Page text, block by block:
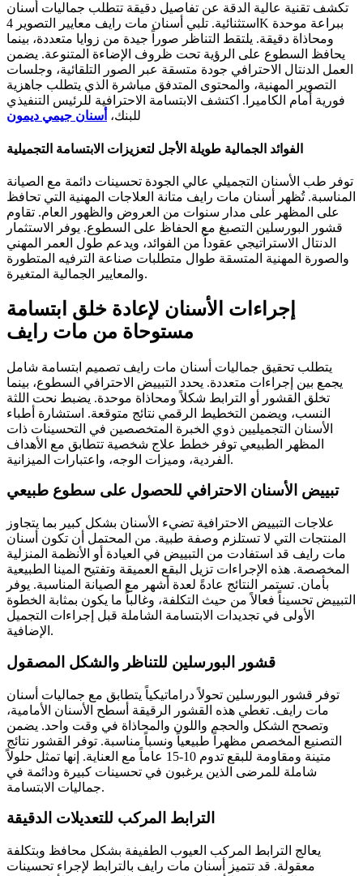
تكشف تقنية عالية الدقة عن تفاصيل دقيقة تتطلب جماليات أسنان
استثنائية. تلبي أسنان مات رايف معايير التصوير 4K ببراعة موحدة
ومحاذاة دقيقة. يلتقط التناظر صوراً جيدة من زوايا متعددة، بينما
يحافظ السطوع على الرؤية تحت ظروف الإضاءة المتنوعة. يضمن
العمل الدنتال الاحترافي جودة متسقة عبر الصور التلقائية، وجلسات
التصوير المهنية، والمحتوى المتدفق مباشرة الذي يتطلب جاهزية
فورية أمام الكاميرا. اكتشف الابتسامة الاحترافية للرئيس التنفيذي
للبنك، أسنان جيمي ديمون
الفوائد الجمالية طويلة الأجل لتعزيزات الابتسامة التجميلية
توفر طب الأسنان التجميلي عالي الجودة تحسينات دائمة مع الصيانة
المناسبة. تُظهر أسنان مات رايف متانة العلاجات المهنية التي تحافظ
على المظهر على مدار سنوات من العروض والظهور العام. تقاوم
قشور البورسلين التصبغ مع الحفاظ على السطوع. يوفر الاستثمار
الدنتال الاستراتيجي عقوداً من الفوائد، ويدعم طول العمر المهني
والصورة المهنية المتسقة طوال متطلبات صناعة الترفيه المتطورة
والمعايير الجمالية المتغيرة.
إجراءات الأسنان لإعادة خلق ابتسامة
مستوحاة من مات رايف
يتطلب تحقيق جماليات أسنان مات رايف تصميم ابتسامة شامل
يجمع بين إجراءات متعددة. يحدد التبييض الاحترافي السطوع، بينما
تخلق القشور أو الترابط شكلاً ومحاذاة موحدة. يضبط نحت اللثة
النسب، ويضمن التخطيط الرقمي نتائج متوقعة. استشارة أطباء
الأسنان التجميليين ذوي الخبرة المتخصصين في التحسينات ذات
المظهر الطبيعي توفر خطط علاج شخصية تتطابق مع الأهداف
الفردية، وميزات الوجه، واعتبارات الميزانية.
تبييض الأسنان الاحترافي للحصول على سطوع طبيعي
علاجات التبييض الاحترافية تضيء الأسنان بشكل كبير بما يتجاوز
المنتجات التي لا تستلزم وصفة طبية. من المحتمل أن تكون أسنان
مات رايف قد استفادت من التبييض في العيادة أو الأنظمة المنزلية
المخصصة. هذه الإجراءات تزيل البقع العميقة وتفتيح المينا الطبيعية
بأمان. تستمر النتائج عادةً لعدة أشهر مع الصيانة المناسبة. يوفر
التبييض تحسيناً فعالاً من حيث التكلفة، وغالباً ما يكون بمثابة الخطوة
الأولى في تجديدات الابتسامة الشاملة قبل إجراءات التجميل
الإضافية.
قشور البورسلين للتناظر والشكل المصقول
توفر قشور البورسلين تحولاً دراماتيكياً يتطابق مع جماليات أسنان
مات رايف. تغطي هذه القشور الرقيقة أسطح الأسنان الأمامية،
وتصحح الشكل والحجم واللون والمحاذاة في وقت واحد. يضمن
التصنيع المخصص مظهراً طبيعياً ونسباً مناسبة. توفر القشور نتائج
متينة ومقاومة للبقع تدوم 10-15 عاماً مع العناية. إنها تمثل حلولاً
شاملة للمرضى الذين يرغبون في تحسينات كبيرة ودائمة في
جماليات الابتسامة.
الترابط المركب للتعديلات الدقيقة
يعالج الترابط المركب العيوب الطفيفة بشكل محافظ وبتكلفة
معقولة. قد تتميز أسنان مات رايف بالترابط لإجراء تحسينات